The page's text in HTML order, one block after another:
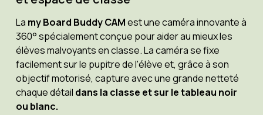
La my Board Buddy CAMest une caméra innovante à
360° spécialement conçue pour aider au mieux les
élèves malvoyants en classe. La caméra se fixe
facilement sur le pupitre de l'élève et, grâce à son
objectif motorisé, capture avec une grande netteté
chaque détail dans la classe et sur le tableau noir
ou blanc.